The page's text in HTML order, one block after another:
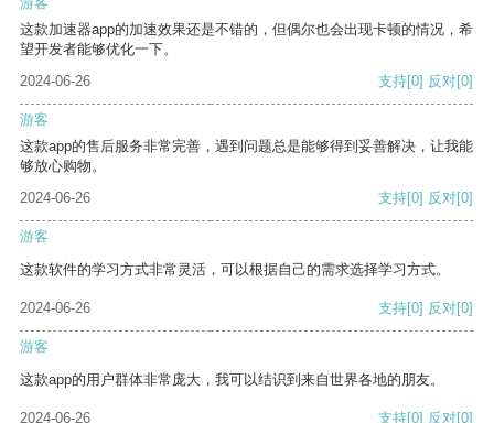
这款加速器app的加速效果还是不错的，但偶尔也会出现卡顿的情况，希
望开发者能够优化一下。
2024-06-26
支持[0] 反对[0]
游客
这款app的售后服务非常完善，遇到问题总是能够得到妥善解决，让我能
够放心购物。
2024-06-26
支持[0] 反对[0]
游客
这款软件的学习方式非常灵活，可以根据自己的需求选择学习方式。
2024-06-26 支持[0] 反对[0]
游客
这款app的用户群体非常庞大，我可以结识到来自世界各地的朋友。
2024-06-26 支持[0] 反对[0]